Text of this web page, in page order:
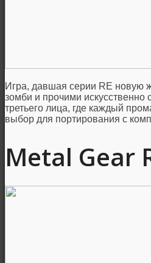
Игра, давшая серии RE новую
зомби и прочими искусственно
третьего лица, где каждый
выбор для портирования с
Metal Gear